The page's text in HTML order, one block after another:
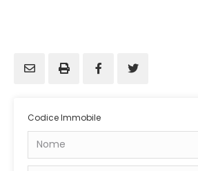
Codice Immobile